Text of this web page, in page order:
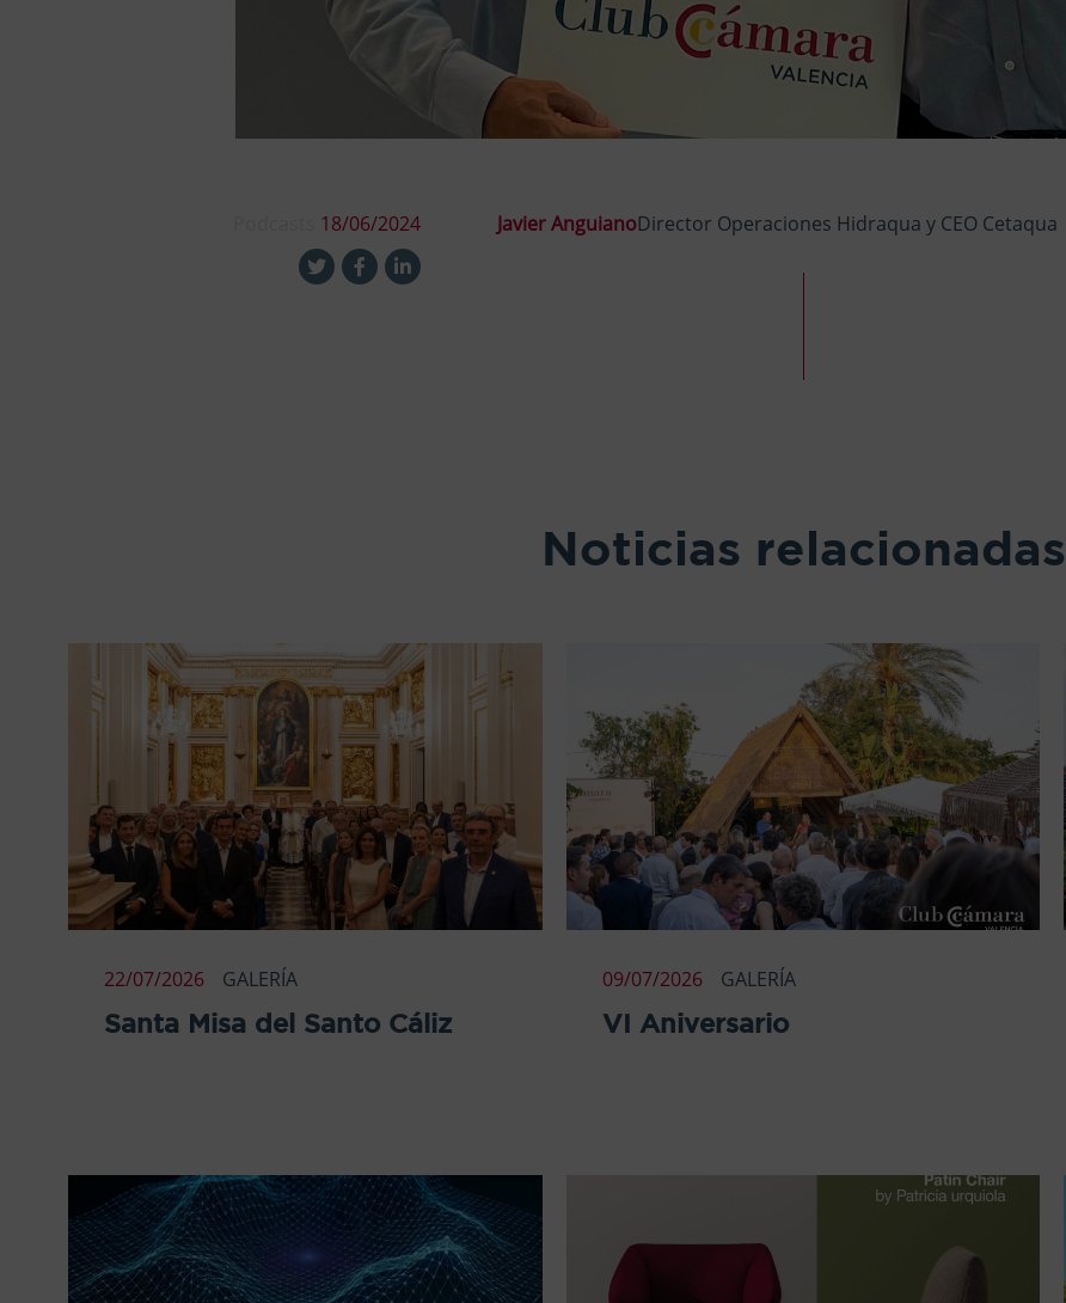
18/06/2024 Javier AnguianoDirector Operaciones Hidraqua y CEO Cetaqua
Noticias relacionadas
22/07/2026 GALERÍA
Santa Misa del Santo Cáliz
09/07/2026 GALERÍA
VI Aniversario